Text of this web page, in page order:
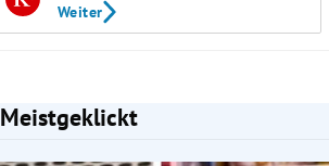
Weiter
Meistgeklickt
Slide 1 von 7